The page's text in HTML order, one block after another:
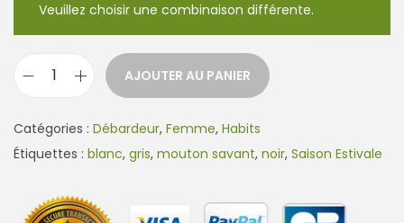
Veuillez choisir une combinaison différente.
a
n
i
AJOUTER AU PANIER
Catégories : Débardeur, Femme, Habits
Étiquettes : blanc, gris, mouton savant, noir, Saison Estivale